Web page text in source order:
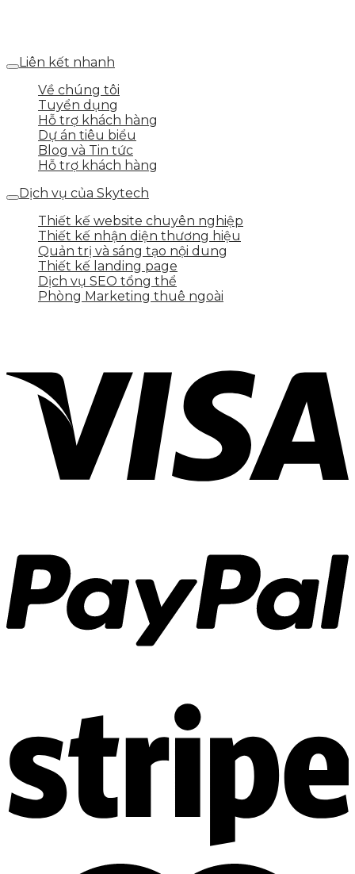
Liên kết nhanh
Về chúng tôi
Tuyển dụng
Hỗ trợ khách hàng
Dự án tiêu biểu
Blog và Tin tức
Hỗ trợ khách hàng
Dịch vụ của Skytech
Thiết kế website chuyên nghiệp
Thiết kế nhận diện thương hiệu
Quản trị và sáng tạo nội dung
Thiết kế landing page
Dịch vụ SEO tổng thể
Phòng Marketing thuê ngoài